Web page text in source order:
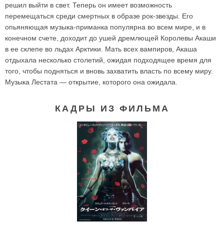
решил выйти в свет. Теперь он имеет возможность
перемещаться среди смертных в образе рок-звезды. Его
опьяняющая музыка-приманка популярна во всем мире, и в
конечном счете, доходит до ушей дремлющей Королевы Акаши
в ее склепе во льдах Арктики. Мать всех вампиров, Акаша
отдыхала несколько столетий, ожидая подходящее время для
того, чтобы подняться и вновь захватить власть по всему миру.
Музыка Лестата — открытие, которого она ожидала.
КАДРЫ ИЗ ФИЛЬМА